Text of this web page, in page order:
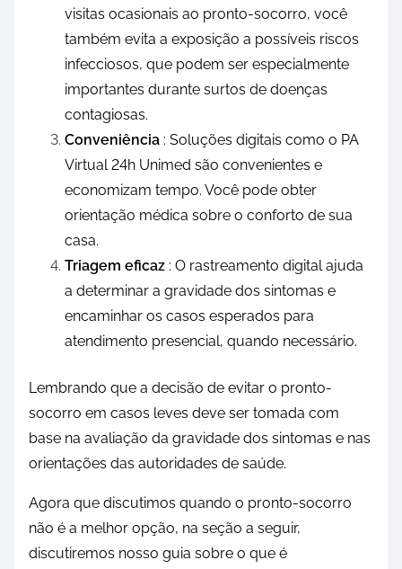
visitas ocasionais ao pronto-socorro, você
também evita a exposição a possíveis riscos
infecciosos, que podem ser especialmente
importantes durante surtos de doenças
contagiosas.
Conveniência : Soluções digitais como o PA
Virtual 24h Unimed são convenientes e
economizam tempo. Você pode obter
orientação médica sobre o conforto de sua
casa.
Triagem eficaz : O rastreamento digital ajuda
a determinar a gravidade dos sintomas e
encaminhar os casos esperados para
atendimento presencial, quando necessário.
Lembrando que a decisão de evitar o pronto-
socorro em casos leves deve ser tomada com
base na avaliação da gravidade dos sintomas e nas
orientações das autoridades de saúde.
Agora que discutimos quando o pronto-socorro
não é a melhor opção, na seção a seguir,
discutiremos nosso guia sobre o que é